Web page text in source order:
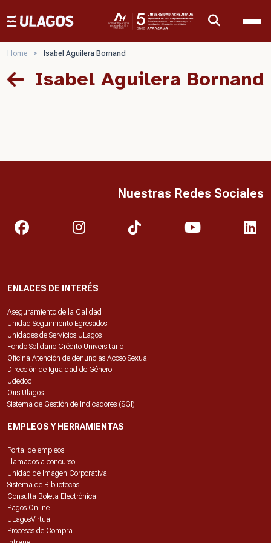
Ulagos Template
Home > Isabel Aguilera Bornand
Isabel Aguilera Bornand
ENLACES DE INTERÉS
Aseguramiento de la Calidad
Unidad Seguimiento Egresados
Unidades de Servicios ULagos
Fondo Solidario Crédito Universitario
Oficina Atención de denuncias Acoso Sexual
Dirección de Igualdad de Género
Udedoc
Oirs Ulagos
Sistema de Gestión de Indicadores (SGI)
EMPLEOS Y HERRAMIENTAS
Portal de empleos
Llamados a concurso
Unidad de Imagen Corporativa
Sistema de Bibliotecas
Consulta Boleta Electrónica
Pagos Online
ULagosVirtual
Procesos de Compra
Nuestras Redes Sociales